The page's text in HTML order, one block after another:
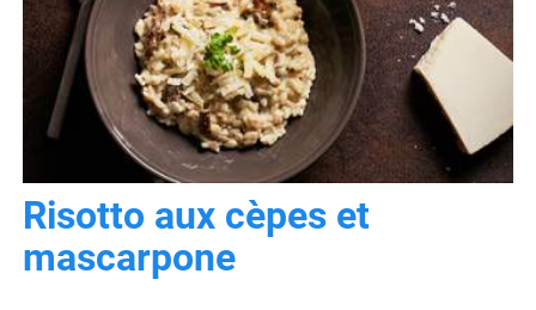
Risotto aux cèpes et
mascarpone